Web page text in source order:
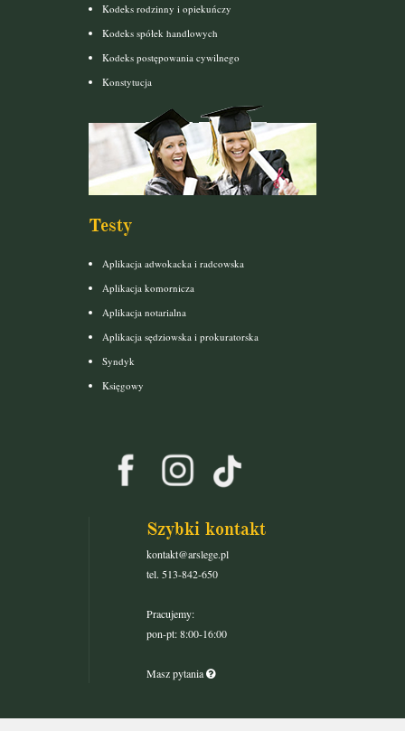
Kodeks rodzinny i opiekuńczy
Kodeks spółek handlowych
Kodeks postępowania cywilnego
Konstytucja
Testy
Aplikacja adwokacka i radcowska
Aplikacja komornicza
Aplikacja notarialna
Aplikacja sędziowska i prokuratorska
Syndyk
Księgowy
Szybki kontakt
kontakt@arslege.pl
tel. 513-842-650
Pracujemy:
pon-pt: 8:00-16:00
Masz pytania